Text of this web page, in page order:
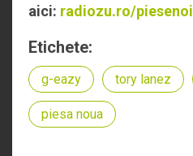
aici: radiozu.ro/piesenoi
Etichete:
g-eazy tory lanez
piesa noua